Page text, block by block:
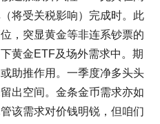
将受关税影响）完成时。此
，突显黄金等非连系钞票的
黄金ETF及场外需求中。期
助推作用。一季度净多头头
出空间。金条金币需求亦如
该需求对价钱明锐，但咱们